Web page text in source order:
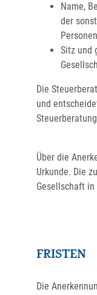
Name,
der
Personen
Sitz und
Die
und
Über die
Urkunde. Die
Gesellschaft
FRISTEN
Die